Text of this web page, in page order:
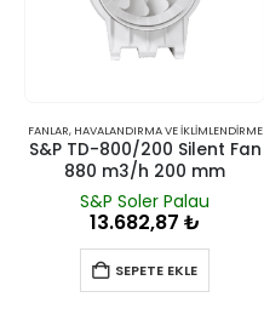
FANLAR, HAVALANDIRMA VE İKLIMLENDIRME
S&P TD-800/200 Silent Fan
880 m3/h 200 mm
S&P Soler Palau
13.682,87 ₺
SEPETE EKLE